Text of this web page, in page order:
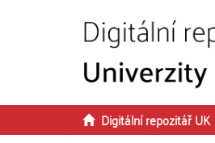
Digitální repozitář UK